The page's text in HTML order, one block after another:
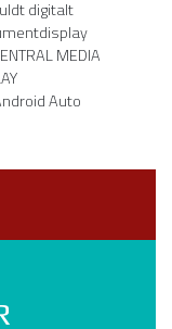
MEDIA
Auto